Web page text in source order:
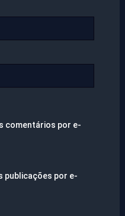
comentários por e-
publicações por e-